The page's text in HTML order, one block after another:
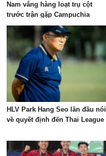
Nam vắng hàng loạt trụ cột
trước trận gặp Campuchia
HLV Park Hang Seo lần đầu nói
về quyết định đến Thai League